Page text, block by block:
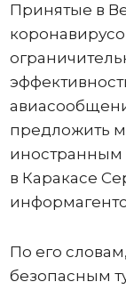
Принятые в
предложить
иностранным
в Каракасе
По его
безопасным